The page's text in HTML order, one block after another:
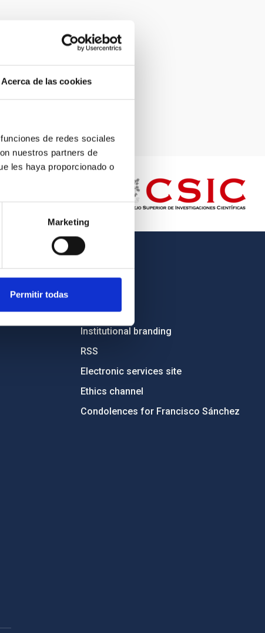
Acerca de las cookies
de redes sociales
nuestros partners de
les haya proporcionado o
Marketing
Permitir todas
OTHER LINKS
Tenders
Institutional branding
RSS
Electronic services site
Ethics channel
Condolences for Francisco Sánchez